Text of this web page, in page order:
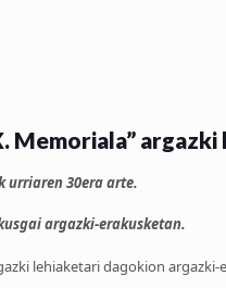
Memoriala”
urriaren 30era arte.
argazki-erakusketan.
lehiaketari dagokion